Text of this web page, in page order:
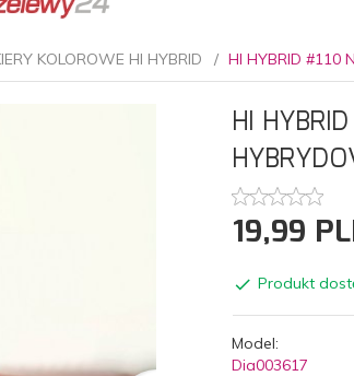
KOLOROWE HI HYBRID HI HYBRID #110
HI
19,99
Produkt
Model:
Dia003617